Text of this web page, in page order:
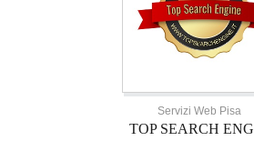
Servizi Web Pisa
TOP SEARCH